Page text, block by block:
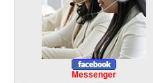
Messenger